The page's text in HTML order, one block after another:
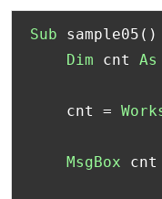
Sub sample05 ()
Dim cnt As
    cnt
=
MsgBox cnt